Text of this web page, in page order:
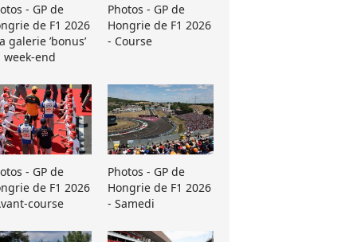
- GP de
de F1 2026
galerie ’bonus’
week-end
Photos - GP de
Hongrie de F1 2026
- Course
- GP de
de F1 2026
course
Photos - GP de
Hongrie de F1 2026
- Samedi